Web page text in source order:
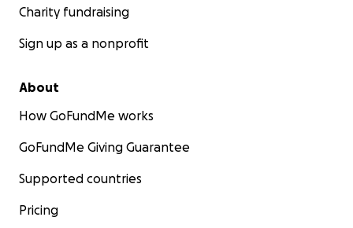
Charity fundraising
Sign up as a nonprofit
About
How GoFundMe works
GoFundMe Giving Guarantee
Supported countries
Pricing